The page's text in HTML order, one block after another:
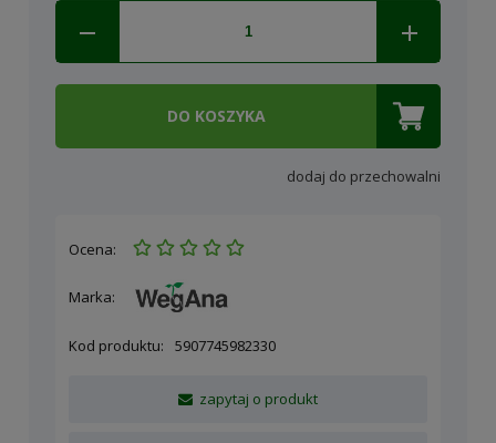
DO KOSZYKA
dodaj do przechowalni
Ocena:
Marka:
Kod produktu: 5907745982330
zapytaj o produkt